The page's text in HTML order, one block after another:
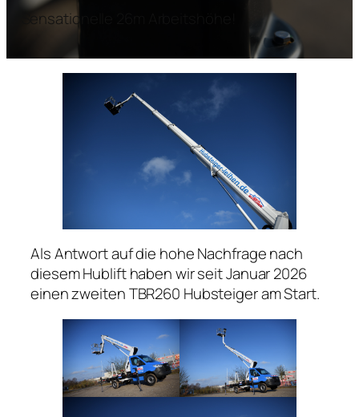
Sensationelle 26m Arbeitshöhe!
Als Antwort auf die hohe Nachfrage nach
diesem Hublift haben wir seit Januar 2026
einen zweiten TBR260 Hubsteiger am Start.